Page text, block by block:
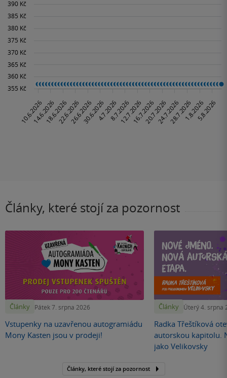
Články, které stojí za pozornost
Články Pátek 7. srpna 2026
Vstupenky na uzavřenou autogramiádu
Mony Kasten jsou v prodeji!
Články Úterý 4. srpna
Radka Třeštíková
autorskou kapitolu.
jako Velikovsky
Články, které stojí za pozornost